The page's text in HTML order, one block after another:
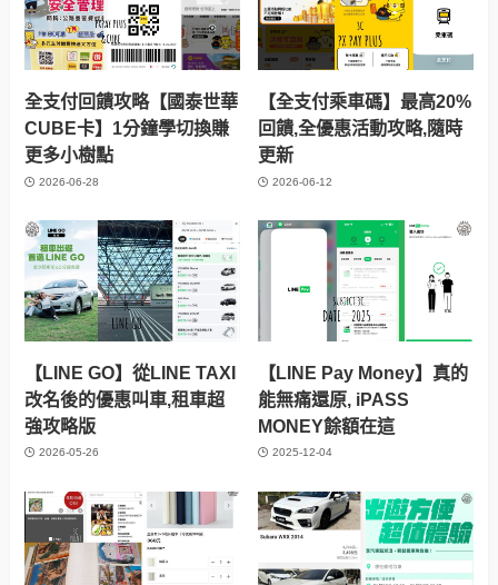
全支付回饋攻略【國泰世華
CUBE卡】1分鐘學切換賺
更多小樹點
2026-06-28
【全支付乘車碼】最高20%
回饋,全優惠活動攻略,隨時
更新
2026-06-12
【LINE GO】從LINE TAXI
改名後的優惠叫車,租車超
強攻略版
2026-05-26
【LINE Pay Money】真的
能無痛還原, iPASS
MONEY餘額在這
2025-12-04